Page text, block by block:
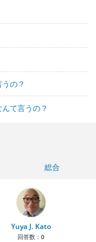
の？
て言うの？
総合
Yuya J. Kato
回答数： 0